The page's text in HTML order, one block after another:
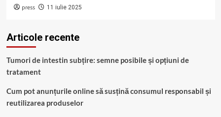
press 11 iulie 2025
Articole recente
Tumori de intestin subțire: semne posibile și opțiuni de
tratament
Cum pot anunțurile online să susțină consumul responsabil și
reutilizarea produselor